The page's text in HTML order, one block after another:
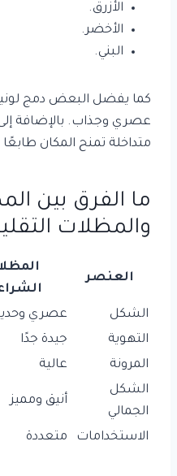
الأزرق.
الأخضر.
البني.
كما يفضل البعض دمج
عصري وجذاب. بالإضافة
متداخلة تمنح المكان
ما الفرق بين
والمظلات
العنصر
الشكل
عصري
التهوية
جيدة جدًا
المرونة
عالية
الشكل
الجمالي
أنيق ومميز
الاستخدامات متعددة